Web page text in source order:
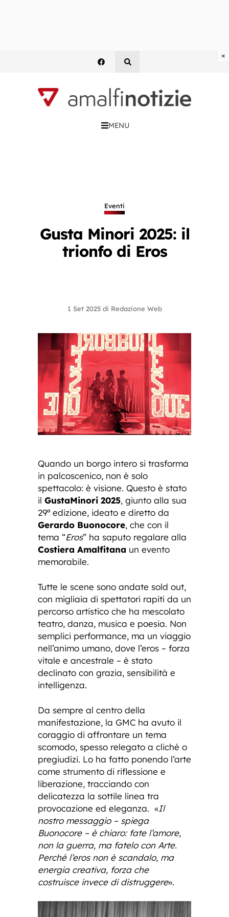
MENU
Eventi
Gusta Minori 2025: il
trionfo di Eros
1 Set 2025 di Redazione Web
Quando un borgo intero si trasforma
in palcoscenico, non è solo
spettacolo: è visione. Questo è stato
il GustaMinori 2025, giunto alla sua
29ª edizione, ideato e diretto da
Gerardo Buonocore, che con il
tema “Eros” ha saputo regalare alla
Costiera Amalfitana un evento
memorabile.
Tutte le scene sono andate sold out,
con migliaia di spettatori rapiti da un
percorso artistico che ha mescolato
teatro, danza, musica e poesia. Non
semplici performance, ma un viaggio
nell’animo umano, dove l’eros – forza
vitale e ancestrale – è stato
declinato con grazia, sensibilità e
intelligenza.
Da sempre al centro della
manifestazione, la GMC ha avuto il
coraggio di affrontare un tema
scomodo, spesso relegato a cliché o
pregiudizi. Lo ha fatto ponendo l’arte
come strumento di riflessione e
liberazione, tracciando con
delicatezza la sottile linea tra
provocazione ed eleganza. «Il
nostro messaggio – spiega
Buonocore – è chiaro: fate l’amore,
non la guerra, ma fatelo con Arte.
Perché l’eros non è scandalo, ma
energia creativa, forza che
costruisce invece di distruggere».
×